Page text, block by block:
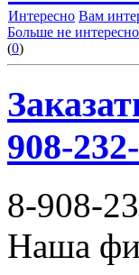
Интересно Вам
Больше не интересно
(0)
908-
8-908-
Наша